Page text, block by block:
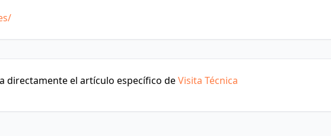
directamente el artículo específico deVisita Técnica